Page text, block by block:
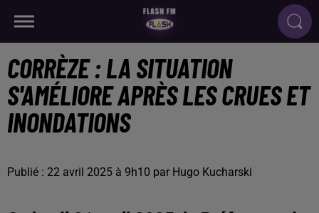
CORRÈZE : LA SITUATION
S'AMÉLIORE APRÈS LES CRUES ET
INONDATIONS
Publié : 22 avril 2025 à 9h10 par Hugo Kucharski